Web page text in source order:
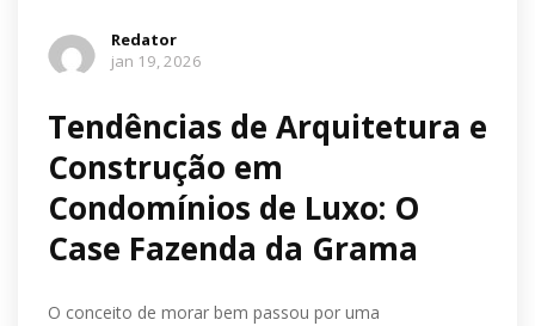
Redator
jan 19, 2026
Tendências de Arquitetura e
Construção em
Condomínios de Luxo: O
Case Fazenda da Grama
O conceito de morar bem passou por uma